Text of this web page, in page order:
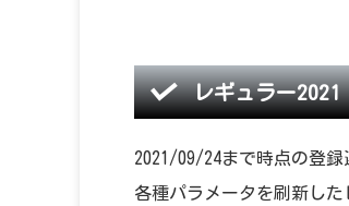
レギュラー
2021/09/24まで時点の登
各種パラメータを刷新した